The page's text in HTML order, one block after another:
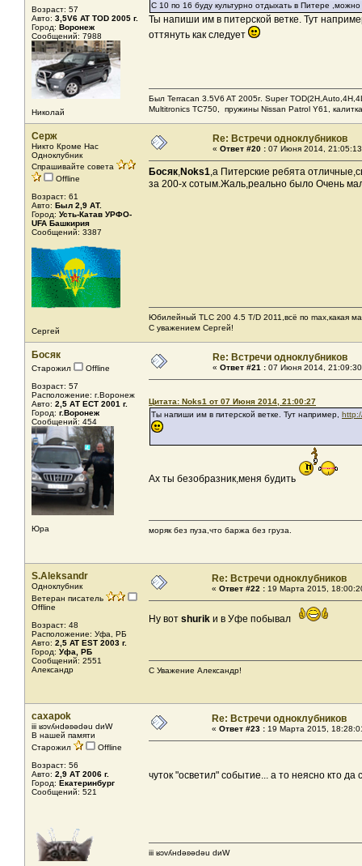
Возраст: 57
Авто: 3,5V6 AT TOD 2005 г.
Город: Воронеж
Сообщений: 7988
Николай
С 10 по 16 буду культурно отдыхать в Питере
Ты напиши им в питерской ветке. Тут
оттянуть как следует
Был Terracan 3.5V6 AT 2005г. Super
Мultitronics TC750, пружины Nissan Patrol Y61, калитка
Серж
Никто Кроме Нас
Одноклубник
Спрашивайте совета
Offline
Возраст: 61
Авто: Был 2,9 АТ.
Город: Усть-Катав УРФО-
UFA Башкирия
Сообщений: 3387
Сергей
Re: Встречи одноклубников
« Ответ #20 : 07 Июня 2014,
Босяк,Noks1,а Питерские ребята
за 200-х сотым.Жаль,реально было Очень
Юбилейный TLC 200 4.5 T/D 2011,всё по max,какая
С уважением Сергей!
Босяк
Старожил
Offline
Возраст: 57
Расположение: г.Воронеж
Авто: 2,5 АТ ЕСТ 2001 г.
Город: г.Воронеж
Сообщений: 454
Юра
Re: Встречи одноклубников
« Ответ #21 : 07 Июня 2014,
Цитата: Noks1 от 07 Июня 2014, 21:00:27
Ты напиши им в питерской ветке. Тут например,
Ах ты безобразник,меня будить
моряк без пуза,что баржа без груза.
S.Aleksandr
Одноклубник
Ветеран писатель
Offline
Возраст: 48
Расположение: Уфа, РБ
Авто: 2,5 AT EST 2003 г.
Город: Уфа, РБ
Сообщений: 2551
Александр
Re: Встречи одноклубников
« Ответ #22 : 19 Марта 2015,
Ну вот shurik и в Уфе побывал
С Уважение Александр!
caxapok
iii ʁɔvʎнdǝʚǝdǝu dиW
В нашей памяти
Старожил
Offline
Возраст: 56
Авто: 2,9 АТ 2006 г.
Город: Екатеринбург
Сообщений: 521
Re: Встречи одноклубников
« Ответ #23 : 19 Марта 2015,
чуток "осветил" событие... а то неясно кто да
iii ʁɔvʎнdǝʚǝdǝu dиW